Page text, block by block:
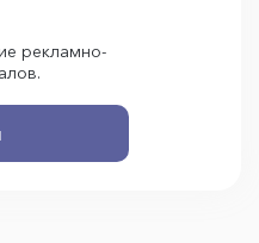
рекламно-